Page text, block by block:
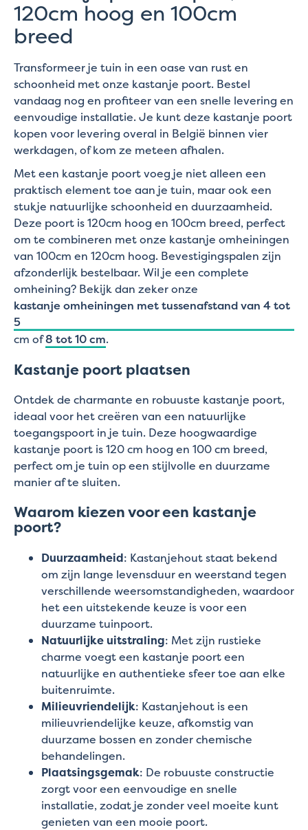
120cm hoog en 100cm
breed
Transformeer je tuin in een oase van rust en
schoonheid met onze kastanje poort. Bestel
vandaag nog en profiteer van een snelle levering en
eenvoudige installatie. Je kunt deze kastanje poort
kopen voor levering overal in België binnen vier
werkdagen, of kom ze meteen afhalen.
Met een kastanje poort voeg je niet alleen een
praktisch element toe aan je tuin, maar ook een
stukje natuurlijke schoonheid en duurzaamheid.
Deze poort is 120cm hoog en 100cm breed, perfect
om te combineren met onze kastanje omheiningen
van 100cm en 120cm hoog. Bevestigingspalen zijn
afzonderlijk bestelbaar. Wil je een complete
omheining? Bekijk dan zeker onze
kastanje omheiningen met tussenafstand van 4 tot
5
cm of8 tot 10 cm.
Kastanje poort plaatsen
Ontdek de charmante en robuuste kastanje poort,
ideaal voor het creëren van een natuurlijke
toegangspoort in je tuin. Deze hoogwaardige
kastanje poort is 120 cm hoog en 100 cm breed,
perfect om je tuin op een stijlvolle en duurzame
manier af te sluiten.
Waarom kiezen voor een kastanje
poort?
Duurzaamheid: Kastanjehout staat bekend
om zijn lange levensduur en weerstand tegen
verschillende weersomstandigheden, waardoor
het een uitstekende keuze is voor een
duurzame tuinpoort.
Natuurlijke uitstraling: Met zijn rustieke
charme voegt een kastanje poort een
natuurlijke en authentieke sfeer toe aan elke
buitenruimte.
Milieuvriendelijk: Kastanjehout is een
milieuvriendelijke keuze, afkomstig van
duurzame bossen en zonder chemische
behandelingen.
Plaatsingsgemak: De robuuste constructie
zorgt voor een eenvoudige en snelle
installatie, zodat je zonder veel moeite kunt
genieten van een mooie poort.